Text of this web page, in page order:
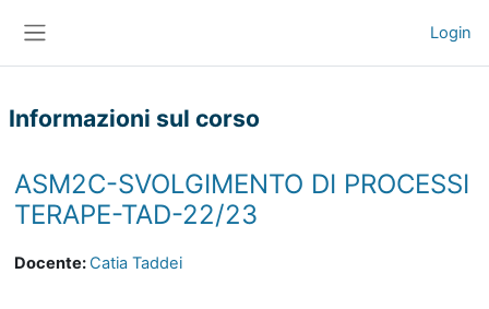
Login
Informazioni sul corso
ASM2C-SVOLGIMENTO DI PROCESSI
TERAPE-TAD-22/23
Docente: Catia Taddei